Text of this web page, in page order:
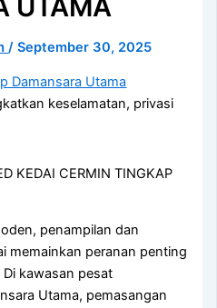
UTAMA
/September 30, 2025
Damansara Utama
keselamatan, privasi
penampilan dan
memainkan peranan penting
kawasan pesat
Utama, pemasangan